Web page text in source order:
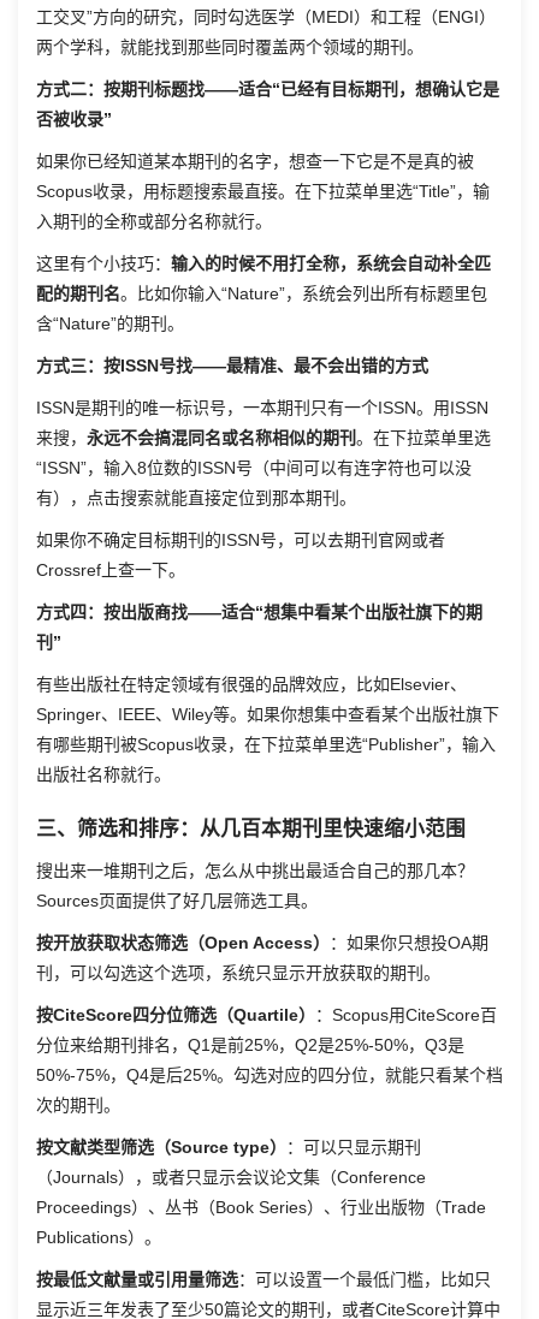
工交叉”方向的研究，同时勾选医学（MEDI）和工程（ENGI）
两个学科，就能找到那些同时覆盖两个领域的期刊。
方式二：按期刊标题找——适合“已经有目标期刊，想确认它是
否被收录”
如果你已经知道某本期刊的名字，想查一下它是不是真的被
Scopus收录，用标题搜索最直接。在下拉菜单里选“Title”，输
入期刊的全称或部分名称就行。
这里有个小技巧： 输入的时候不用打全称，系统会自动补全匹
配的期刊名。比如你输入“Nature”，系统会列出所有标题里包
含“Nature”的期刊。
方式三：按ISSN号找——最精准、最不会出错的方式
ISSN是期刊的唯一标识号，一本期刊只有一个ISSN。用ISSN
来搜， 永远不会搞混同名或名称相似的期刊。在下拉菜单里选
“ISSN”，输入8位数的ISSN号（中间可以有连字符也可以没
有），点击搜索就能直接定位到那本期刊。
如果你不确定目标期刊的ISSN号，可以去期刊官网或者
Crossref上查一下。
方式四：按出版商找——适合“想集中看某个出版社旗下的期
刊”
有些出版社在特定领域有很强的品牌效应，比如Elsevier、
Springer、IEEE、Wiley等。如果你想集中查看某个出版社旗下
有哪些期刊被Scopus收录，在下拉菜单里选“Publisher”，输入
出版社名称就行。
三、筛选和排序：从几百本期刊里快速缩小范围
搜出来一堆期刊之后，怎么从中挑出最适合自己的那几本？
Sources页面提供了好几层筛选工具。
按开放获取状态筛选（Open Access）
：如果你只想投OA期
刊，可以勾选这个选项，系统只显示开放获取的期刊。
按CiteScore四分位筛选（Quartile）
：Scopus用CiteScore百
分位来给期刊排名，Q1是前25%，Q2是25%-50%，Q3是
50%-75%，Q4是后25%。勾选对应的四分位，就能只看某个档
次的期刊。
按文献类型筛选（Source type）
：可以只显示期刊
（Journals），或者只显示会议论文集（Conference
Proceedings）、丛书（Book Series）、行业出版物（Trade
Publications）。
按最低文献量或引用量筛选：可以设置一个最低门槛，比如只
显示近三年发表了至少50篇论文的期刊，或者CiteScore计算中